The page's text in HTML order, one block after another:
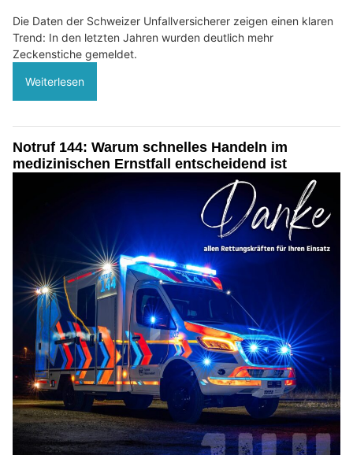
Die Daten der Schweizer Unfallversicherer zeigen einen klaren
Trend: In den letzten Jahren wurden deutlich mehr
Zeckenstiche gemeldet.
Weiterlesen
Notruf 144: Warum schnelles Handeln im
medizinischen Ernstfall entscheidend ist